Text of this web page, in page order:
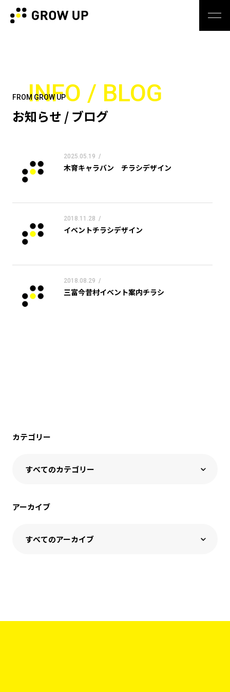
お知らせ / ブログ
FROM GROW UP
INFO / BLOG
2025.05.19 /
木育キャラバン チラシデザイン
2018.11.28 /
イベントチラシデザイン
2018.08.29 /
三富今昔村イベント案内チラシ
カテゴリー
アーカイブ